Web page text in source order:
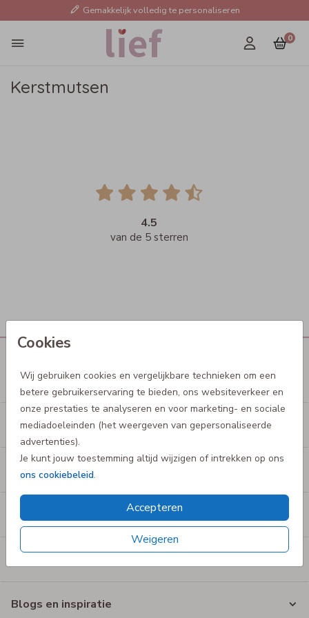
Gemakkelijk volledig te personaliseren
0
Cookies
Wij gebruiken cookies en vergelijkbare technieken om een
betere gebruikerservaring te bieden, ons websiteverkeer en
onze prestaties te analyseren en voor marketing- en sociale
mediadoeleinden (het weergeven van gepersonaliseerde
advertenties).
Je kunt jouw toestemming altijd wijzigen of intrekken op ons
ons cookiebeleid.
Accepteren
Weigeren
Kerstmutsen
4.5
van de 5 sterren
De mooiste babyproducten
De liefste kinderproducten
Shop op merk
Klantbeoordeling
Blogs en inspiratie